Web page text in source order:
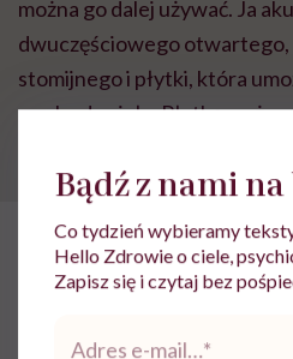
można go dalej używać. Ja
dwuczęściowego otwartego,
stomijnego i płytki, która
worka do ciała. Płytkę
Joanna
jak
nią
Bądź z nami
Co tydzień wybieramy
Hello Zdrowie o ciele,
Zapisz się i czytaj bez